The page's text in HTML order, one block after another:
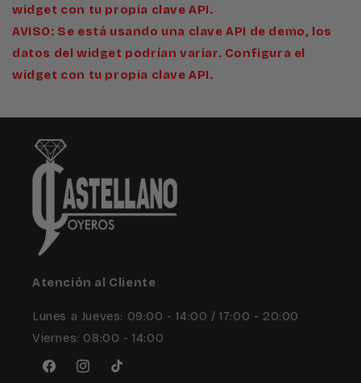
widget con tu propia clave API.
AVISO: Se está usando una clave API de demo, los
datos del widget podrían variar. Configura el
widget con tu propia clave API.
Atención al Cliente
Lunes a Jueves: 09:00 - 14:00 / 17:00 - 20:00
Viernes: 08:00 - 14:00
FacebookInstagram
TikTok